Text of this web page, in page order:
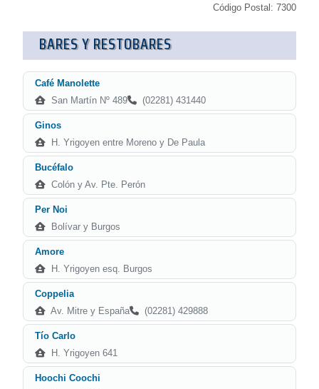
Código Postal: 7300
BARES Y RESTOBARES
Café Manolette
San Martín Nº 489
(02281) 431440
Ginos
H. Yrigoyen entre Moreno y De Paula
Bucéfalo
Colón y Av. Pte. Perón
Per Noi
Bolívar y Burgos
Amore
H. Yrigoyen esq. Burgos
Coppelia
Av. Mitre y España
(02281) 429888
Tío Carlo
H. Yrigoyen 641
Hoochi Coochi